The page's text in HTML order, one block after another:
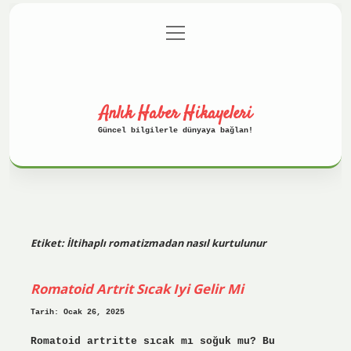
Gizlilik Politikası
menüyü
aç
Anlık Haber Hikayeleri
Güncel bilgilerle dünyaya bağlan!
Etiket:İltihaplı romatizmadan nasıl kurtulunur
Romatoid Artrit Sıcak Iyi Gelir Mi
Tarih: Ocak 26, 2025
Romatoid artritte sıcak mı soğuk mu? Bu